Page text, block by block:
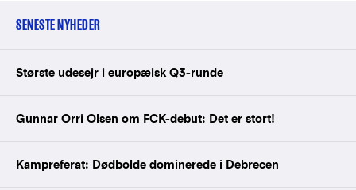
SENESTE NYHEDER
Største udesejr i europæisk Q3-runde
Gunnar Orri Olsen om FCK-debut: Det er stort!
Kampreferat: Dødbolde dominerede i Debrecen